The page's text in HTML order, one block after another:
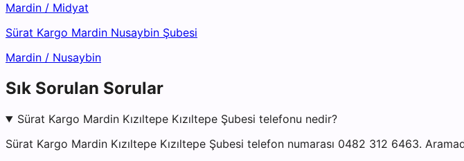
Mardin / Midyat
Sürat Kargo Mardin Nusaybin Şubesi
Mardin / Nusaybin
Sık Sorulan Sorular
Sürat Kargo Mardin Kızıltepe Kızıltepe Şubesi telefonu nedir?
Sürat Kargo Mardin Kızıltepe Kızıltepe Şubesi telefon numarası 0482 312 6463.